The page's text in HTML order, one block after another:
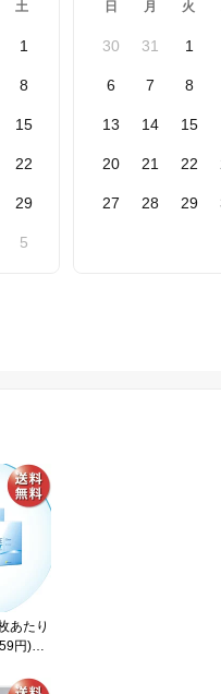
土
1
8
15
22
29
5
日 月 火
30 31 1
6 7 8
13 14 15
20 21 22
27 28 29
あたり
円)】
ーモ
2箱セ